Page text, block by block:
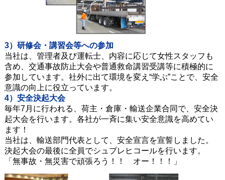
3）研修会・講習会等への参加
当社は、管理者及び運転士、内容に応じて女性スタッフも
含め、交通事故防止大会や普通救命講習受講等に積極的に
参加しています。社外に出て環境を変え“学ぶ”ことで、安全
意識の向上に役立っています。
4）安全決起大会
毎年7月に行われる、荷主・倉庫・輸送企業合同で、安全決
起大会を行います。各社が一斉に集い安全意識を高めてい
ます！
当社は、輸送部門代表として、安全宣言を宣誓しました。
決起大会の最後に全員でシュプレヒコールを行います。
「無事故・無災害で頑張ろう！！ オー！！！」